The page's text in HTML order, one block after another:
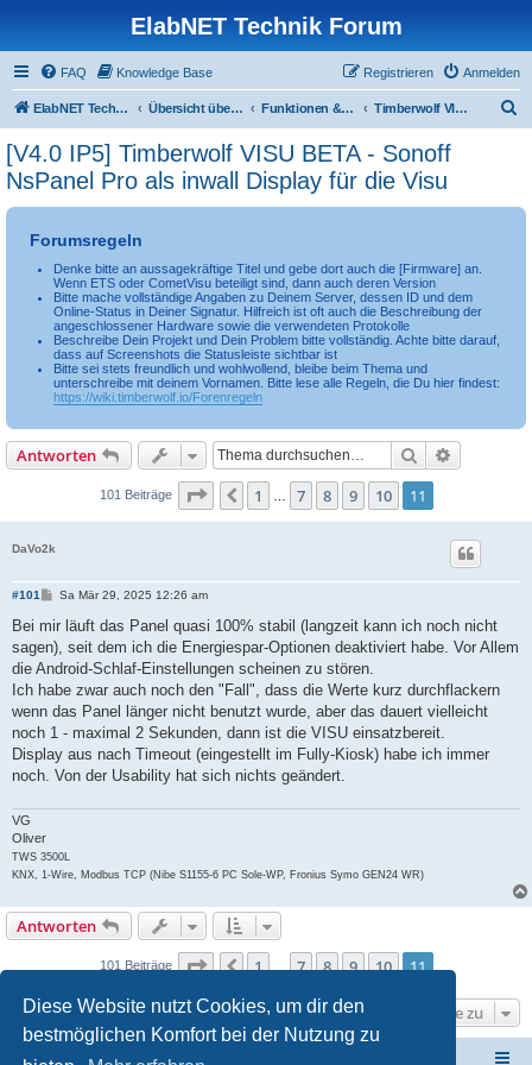
Diese Website nutzt Cookies, um dir den
bestmöglichen Komfort bei der Nutzung zu
ElabNET Technik Forum
FAQ Knowledge Base Anmelden
Registrieren
ElabNET Technik Forum Übersicht über forum.timberwolf.io Funktionen & Leistungsmerkmale Timberwolf VISU - BETA Test (öffentlich)
[V4.0 IP5] Timberwolf VISU BETA - Sonoff
NsPanel Pro als inwall Display für die Visu
Forumsregeln
Denke bitte an aussagekräftige Titel und gebe dort auch die [Firmware] an.
Wenn ETS oder CometVisu beteiligt sind, dann auch deren Version
Bitte mache vollständige Angaben zu Deinem Server, dessen ID und dem
Online-Status in Deiner Signatur. Hilfreich ist oft auch die Beschreibung der
angeschlossener Hardware sowie die verwendeten Protokolle
Beschreibe Dein Projekt und Dein Problem bitte vollständig. Achte bitte darauf,
dass auf Screenshots die Statusleiste sichtbar ist
Bitte sei stets freundlich und wohlwollend, bleibe beim Thema und
unterschreibe mit deinem Vornamen. Bitte lese alle Regeln, die Du hier findest:
https://wiki.timberwolf.io/Forenregeln
Antworten Suche
101 Beiträge Seite 11 von11
Vorherige
1 7 8 9 10 11
DaVo2k
#101
B
i
r
a
Sa Mär 29, 2025 12:26 am
Bei mir läuft das Panel quasi 100% stabil (langzeit kann ich noch nicht
sagen), seit dem ich die Energiespar-Optionen deaktiviert habe. Vor Allem
die Android-Schlaf-Einstellungen scheinen zu stören.
Ich habe zwar auch noch den "Fall", dass die Werte kurz durchflackern
wenn das Panel länger nicht benutzt wurde, aber das dauert vielleicht
noch 1 - maximal 2 Sekunden, dann ist die VISU einsatzbereit.
Display aus nach Timeout (eingestellt im Fully-Kiosk) habe ich immer
noch. Von der Usability hat sich nichts geändert.
VG
Oliver
TWS 3500L
KNX, 1-Wire, Modbus TCP (Nibe S1155-6 PC Sole-WP, Fronius Symo GEN24 WR)
Antworten
101 Beiträge Seite11von11
Vorherige
1 7 8 9 10 11
Gehe zu
ElabNET Technik Forum